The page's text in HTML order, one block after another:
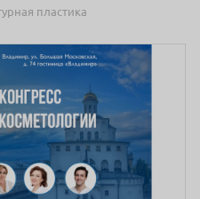
пластика